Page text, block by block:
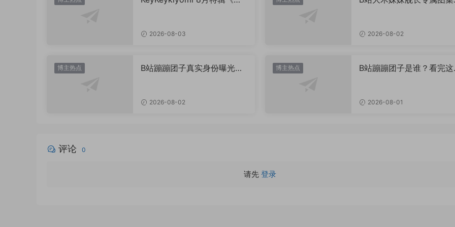
2026-08-03 2026-08-02
博主热点
B站蹦蹦团子真实身份曝光？
2026-08-02
博主热点
B站蹦蹦团子是谁？看完
2026-08-01
评论 0
请先 登录